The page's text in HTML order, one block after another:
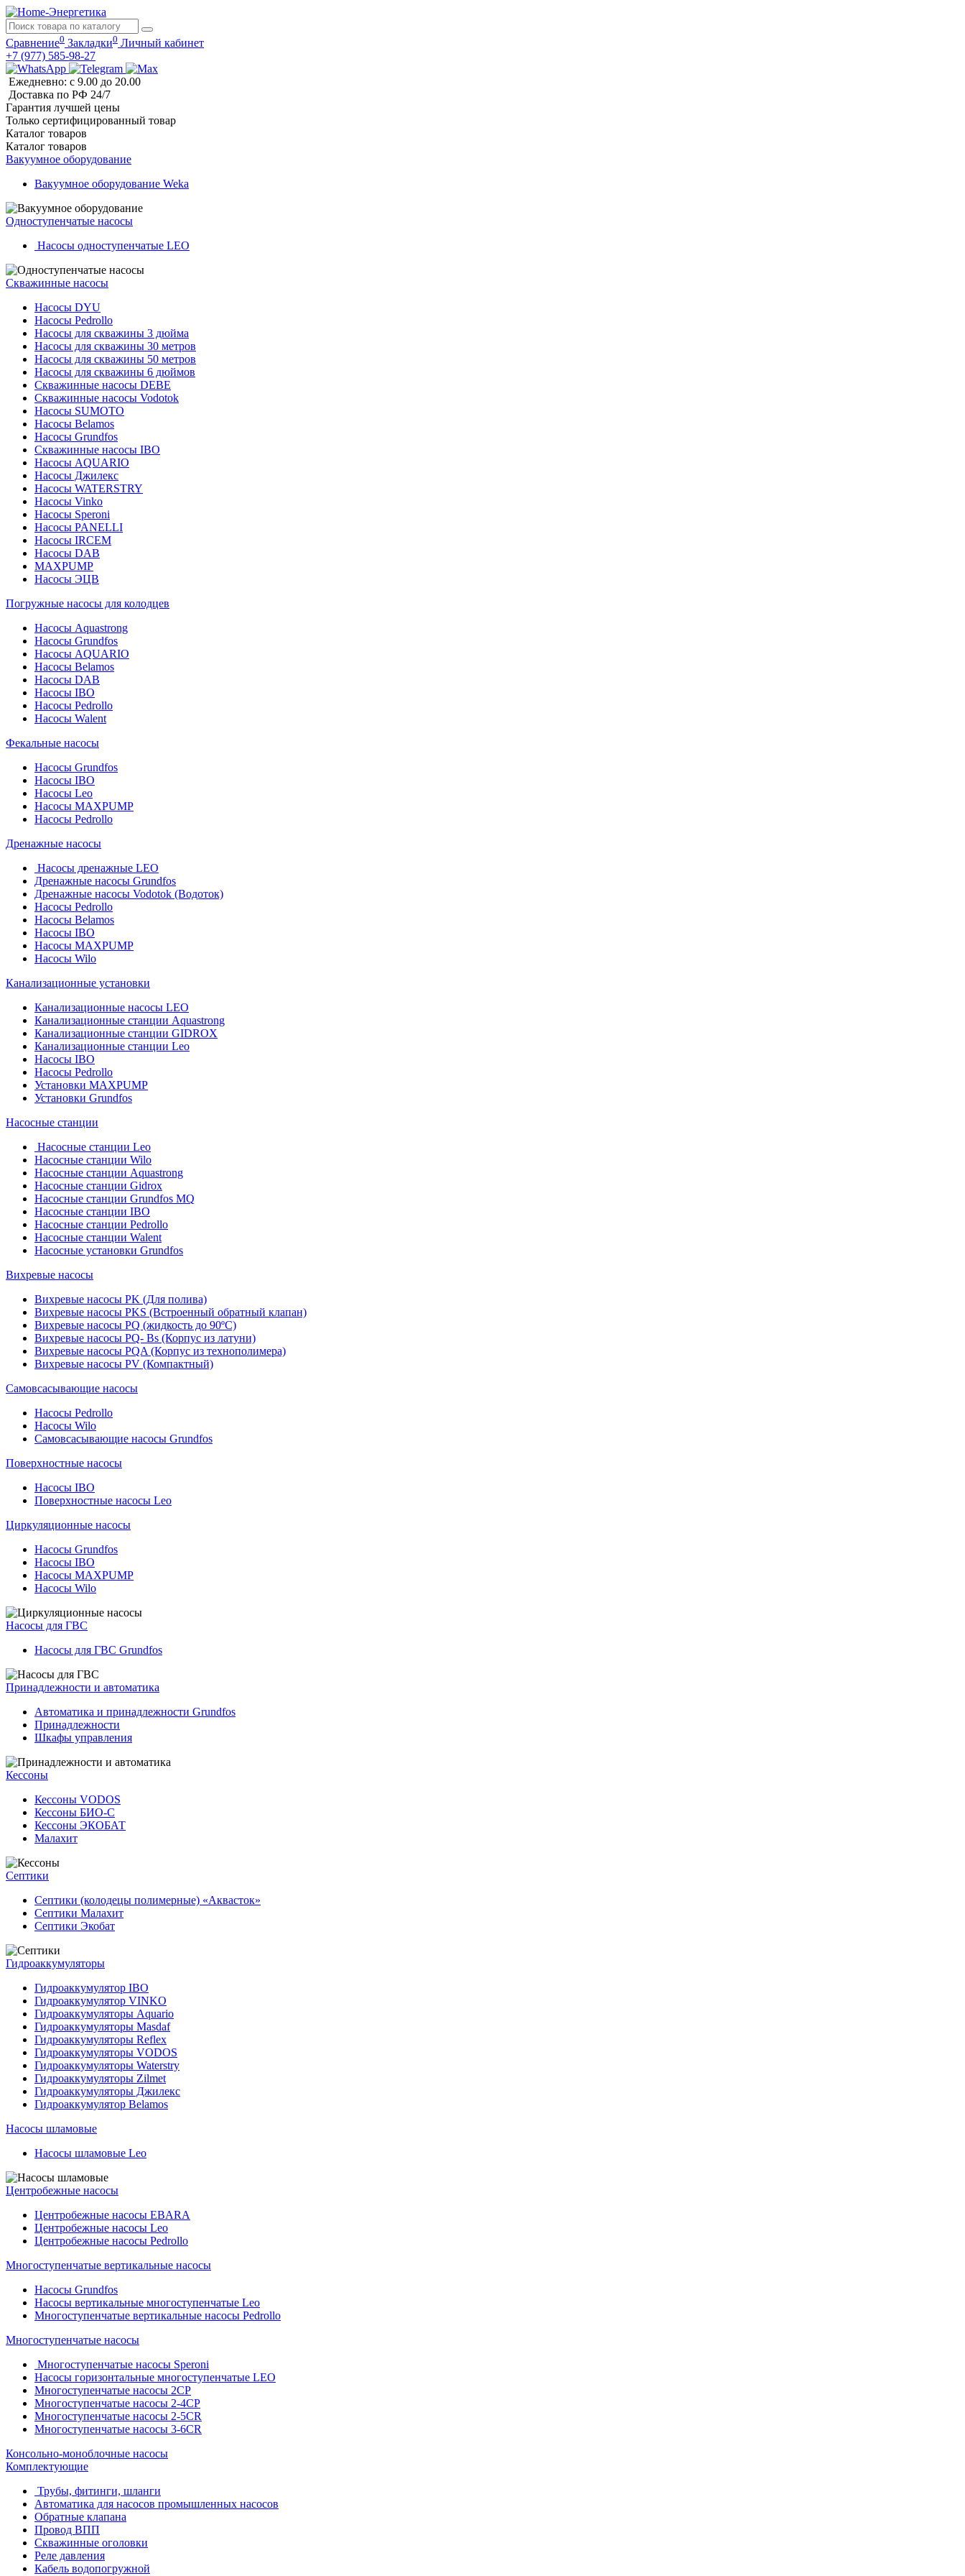
Сравнение0 Закладки0 Личный кабинет
+7 (977) 585-98-27
Ежедневно: с 9.00 до 20.00
Доставка по РФ 24/7
Гарантия лучшей цены
Только сертифицированный товар
Каталог товаров
Каталог товаров
Вакуумное оборудование
Вакуумное оборудование Weka
Одноступенчатые насосы
Насосы одноступенчатые LEO
Скважинные насосы
Насосы DYU
Насосы Pedrollo
Насосы для скважины 3 дюйма
Насосы для скважины 30 метров
Насосы для скважины 50 метров
Насосы для скважины 6 дюймов
Скважинные насосы DEBE
Скважинные насосы Vodotok
Насосы SUMOTO
Насосы Belamos
Насосы Grundfos
Скважинные насосы IBO
Насосы AQUARIO
Насосы Джилекс
Насосы WATERSTRY
Насосы Vinko
Насосы Speroni
Насосы PANELLI
Насосы IRCEM
Насосы DAB
MAXPUMP
Насосы ЭЦВ
Погружные насосы для колодцев
Насосы Aquastrong
Насосы Grundfos
Насосы AQUARIO
Насосы Belamos
Насосы DAB
Насосы IBO
Насосы Pedrollo
Насосы Walent
Фекальные насосы
Насосы Grundfos
Насосы IBO
Насосы Leo
Насосы MAXPUMP
Насосы Pedrollo
Дренажные насосы
Насосы дренажные LEO
Дренажные насосы Grundfos
Дренажные насосы Vodotok (Водоток)
Насосы Pedrollo
Насосы Belamos
Насосы IBO
Насосы MAXPUMP
Насосы Wilo
Канализационные установки
Канализационные насосы LEO
Канализационные станции Aquastrong
Канализационные станции GIDROX
Канализационные станции Leo
Насосы IBO
Насосы Pedrollo
Установки MAXPUMP
Установки Grundfos
Насосные станции
Насосные станции Leo
Насосные станции Wilo
Насосные станции Aquastrong
Насосные станции Gidrox
Насосные станции Grundfos MQ
Насосные станции IBO
Насосные станции Pedrollo
Насосные станции Walent
Насосные установки Grundfos
Вихревые насосы
Вихревые насосы PK (Для полива)
Вихревые насосы PKS (Встроенный обратный клапан)
Вихревые насосы PQ (жидкость до 90ºC)
Вихревые насосы PQ- Bs (Корпус из латуни)
Вихревые насосы PQA (Корпус из технополимера)
Вихревые насосы PV (Компактный)
Самовсасывающие насосы
Насосы Pedrollo
Насосы Wilo
Самовсасывающие насосы Grundfos
Поверхностные насосы
Насосы IBO
Поверхностные насосы Leo
Циркуляционные насосы
Насосы Grundfos
Насосы IBO
Насосы MAXPUMP
Насосы Wilo
Насосы для ГВС
Насосы для ГВС Grundfos
Принадлежности и автоматика
Автоматика и принадлежности Grundfos
Принадлежности
Шкафы управления
Кессоны
Кессоны VODOS
Кессоны БИО-С
Кессоны ЭКОБАТ
Малахит
Септики
Септики (колодецы полимерные) «Аквасток»
Септики Малахит
Септики Экобат
Гидроаккумуляторы
Гидроаккумулятор IBO
Гидроаккумулятор VINKO
Гидроаккумуляторы Aquario
Гидроаккумуляторы Masdaf
Гидроаккумуляторы Reflex
Гидроаккумуляторы VODOS
Гидроаккумуляторы Waterstry
Гидроаккумуляторы Zilmet
Гидроаккумуляторы Джилекс
Гидроаккумулятор Belamos
Насосы шламовые
Насосы шламовые Leo
Центробежные насосы
Центробежные насосы EBARA
Центробежные насосы Leo
Центробежные насосы Pedrollo
Многоступенчатые вертикальные насосы
Насосы Grundfos
Насосы вертикальные многоступенчатые Leo
Многоступенчатые вертикальные насосы Pedrollo
Многоступенчатые насосы
Многоступенчатые насосы Speroni
Насосы горизонтальные многоступенчатые LEO
Многоступенчатые насосы 2CP
Многоступенчатые насосы 2-4CP
Многоступенчатые насосы 2-5CR
Многоступенчатые насосы 3-6CR
Консольно-моноблочные насосы
Комплектующие
Трубы, фитинги, шланги
Автоматика для насосов промышленных насосов
Обратные клапана
Провод ВПП
Скважинные оголовки
Реле давления
Кабель водопогружной